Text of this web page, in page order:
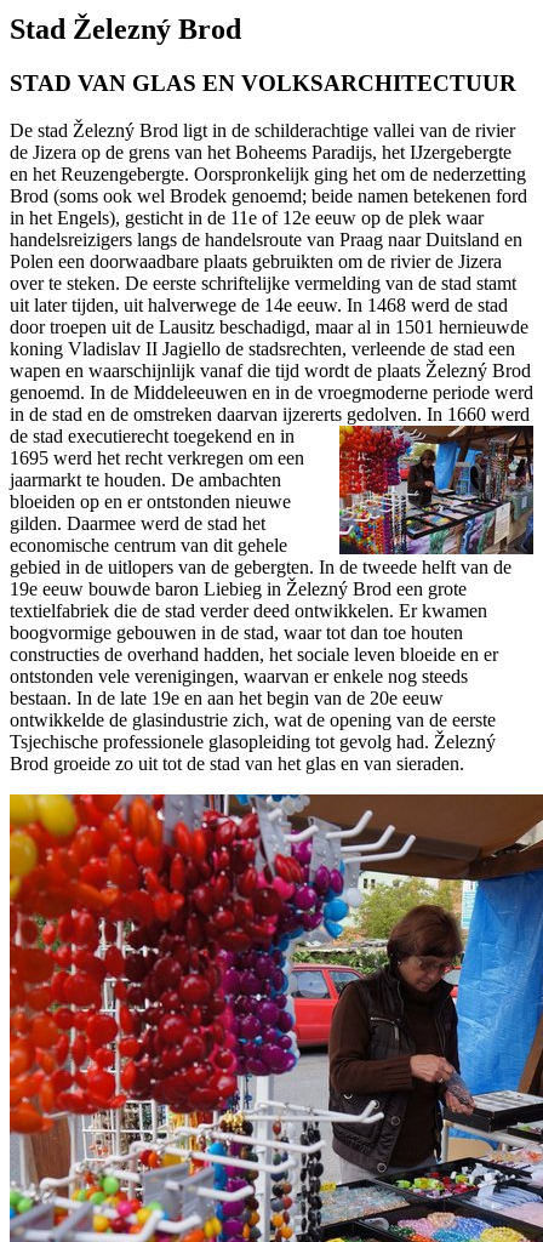
Stad Železný Brod
STAD VAN GLAS EN VOLKSARCHITECTUUR
De stad Železný Brod ligt in de schilderachtige vallei van de rivier
de Jizera op de grens van het Boheems Paradijs, het IJzergebergte
en het Reuzengebergte. Oorspronkelijk ging het om de nederzetting
Brod (soms ook wel Brodek genoemd; beide namen betekenen ford
in het Engels), gesticht in de 11e of 12e eeuw op de plek waar
handelsreizigers langs de handelsroute van Praag naar Duitsland en
Polen een doorwaadbare plaats gebruikten om de rivier de Jizera
over te steken. De eerste schriftelijke vermelding van de stad stamt
uit later tijden, uit halverwege de 14e eeuw. In 1468 werd de stad
door troepen uit de Lausitz beschadigd, maar al in 1501 hernieuwde
koning Vladislav II Jagiello de stadsrechten, verleende de stad een
wapen en waarschijnlijk vanaf die tijd wordt de plaats Železný Brod
genoemd. In de Middeleeuwen en in de vroegmoderne periode werd
in de stad en de omstreken daarvan ijzererts gedolven. In 1660 werd
de stad executierecht toegekend en in
1695 werd het recht verkregen om een
jaarmarkt te houden. De ambachten
bloeiden op en er ontstonden nieuwe
gilden. Daarmee werd de stad het
economische centrum van dit gehele
gebied in de uitlopers van de gebergten. In de tweede helft van de
19e eeuw bouwde baron Liebieg in Železný Brod een grote
textielfabriek die de stad verder deed ontwikkelen. Er kwamen
boogvormige gebouwen in de stad, waar tot dan toe houten
constructies de overhand hadden, het sociale leven bloeide en er
ontstonden vele verenigingen, waarvan er enkele nog steeds
bestaan. In de late 19e en aan het begin van de 20e eeuw
ontwikkelde de glasindustrie zich, wat de opening van de eerste
Tsjechische professionele glasopleiding tot gevolg had. Železný
Brod groeide zo uit tot de stad van het glas en van sieraden.